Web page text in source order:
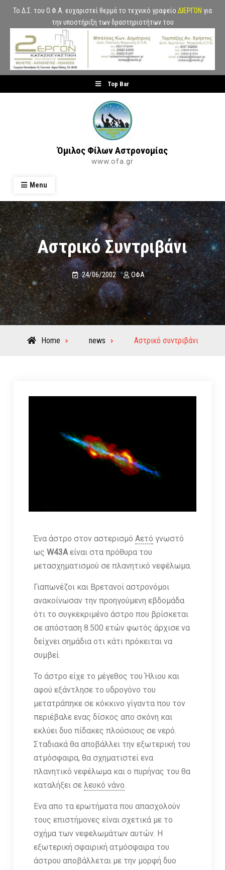
Το Δ.Σ. του Ο.Φ.Α. ευχαριστεί θερμά το τεχνικό γραφείο ΔΙΕΡΓΟΝ για
την υποστήριξη των δραστηριοτήτων του
to
Top Bar
Όμιλος Φίλων Αστρονομίας
www.ofa.gr
Menu
Αστρικό Συντριβάνι
24/06/2002 ΟΦΑ
Home news Αστρικό συντριβάνι
Ένα άστρο στον αστερισμό Αετό γνωστό
ως W43Aείναι στα πρόθυρα του
μετασχηματισμού σε πλανητικό νεφέλωμα.
Γιαπωνέζοι και Βρετανοί αστρονόμοι
ανακοίνωσαν την προηγούμενη εβδομάδα
ότι το συγκεκριμένο άστρο που βρίσκεται
σε απόσταση 8.500 ετών φωτός άρχισε να
δείχνει σημάδια οτι κάτι πρόκειται να
συμβεί.
Το άστρο είχε το μέγεθος του Ήλιου και
αφού εξάντλησε το υδρογόνο του
μετατράπηκε σε κόκκινο γίγαντα που τον
περιέβαλε ενας δίσκος απο σκόνη και
εκλύει δυο πίδακες πλούσιους σε νερό.
Σταδιακά θα αποβάλλει την εξωτερική του
ατμόσφαιρα, θα σχηματιστεί ενα
πλανητικό νεφέλωμα και ο πυρήνας του θα
καταλήξει σε λευκό νάνο
Ενα απο τα ερωτήματα που απασχολούν
τους επιστήμονες είναι σχετικά με το
σχήμα των νεφελωμάτων αυτών. Η
εξωτερική σφαιρική ατμόσφαιρα του
άστρου αποβάλλεται με την μορφή δυο